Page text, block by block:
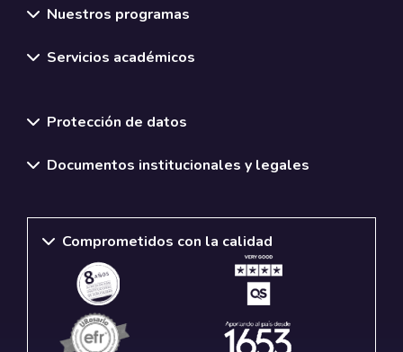
Nuestros programas
Servicios académicos
Protección de datos
Documentos institucionales y legales
Comprometidos con la calidad